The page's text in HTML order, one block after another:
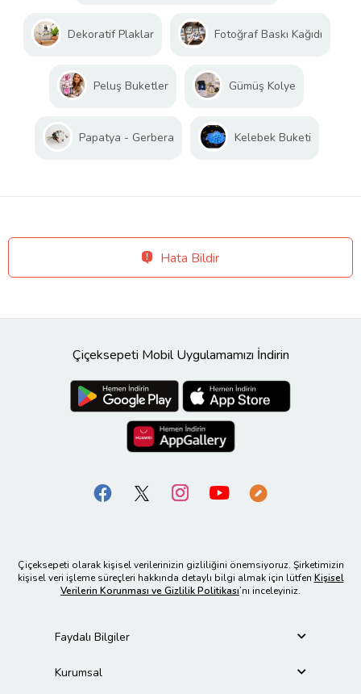
Dekoratif Plaklar Fotoğraf Baskı Kağıdı
Peluş Buketler Gümüş Kolye
Papatya - Gerbera Kelebek Buketi
Hata Bildir
Çiçeksepeti Mobil Uygulamamızı İndirin
Çiçeksepeti olarak kişisel verilerinizin gizliliğini önemsiyoruz. Şirketimizin
kişisel veri işleme süreçleri hakkında detaylı bilgi almak için lütfen Kişisel
Verilerin Korunması ve Gizlilik Politikası’nı inceleyiniz.
Faydalı Bilgiler
Kurumsal